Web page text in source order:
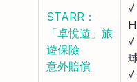
STARR：
「卓悅遊」旅
遊保險
意外賠償
√
√
√